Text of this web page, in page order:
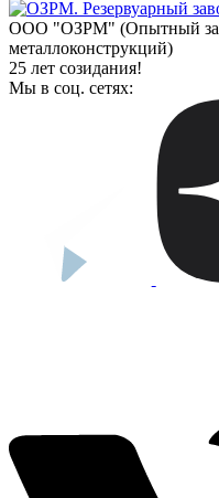
ООО "ОЗРМ" (Опытный
металлоконструкций)
25 лет созидания!
Мы в соц. сетях: